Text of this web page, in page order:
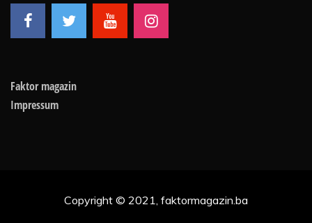
Faktor magazin
Impressum
Copyright © 2021, faktormagazin.ba